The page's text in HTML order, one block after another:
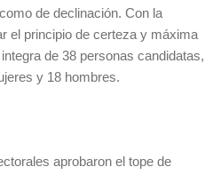
de declinación. Con la
el principio de certeza y máxima
de 38 personas candidatas,
y 18 hombres.
aprobaron el tope de